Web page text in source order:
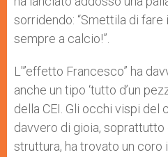
sorridendo: “Smettila di
sempre a calcio!”.
L'”effetto Francesco” ha
anche un tipo ‘tutto d’un
della CEI. Gli occhi vispi del
davvero di gioia, soprattutto
struttura, ha trovato un coro